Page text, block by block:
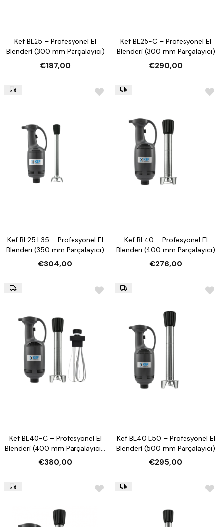
Kef BL25 – Profesyonel El
Blenderi (300 mm Parçalayıcı)
€187,00
Kef BL25-C – Profesyonel El
Blenderi (300 mm Parçalayıcı)
€290,00
Kef BL25 L35 – Profesyonel El
Blenderi (350 mm Parçalayıcı)
€304,00
Kef BL40 – Profesyonel El
Blenderi (400 mm Parçalayıcı)
€276,00
Kef BL40-C – Profesyonel El
Blenderi (400 mm Parçalayıcı +
Çırpıcı Aparat)
€380,00
Kef BL40 L50 – Profesyonel El
Blenderi (500 mm Parçalayıcı)
€295,00